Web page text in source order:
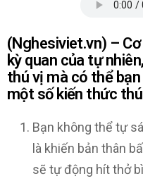
(Nghesiviet.vn) –
kỳ quan của tự
thú vị mà có thể
một số kiến ​​thức
Bạn không thể tự
là khiến bản thân
sẽ tự động hít thở